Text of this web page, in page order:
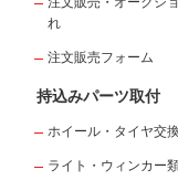
れ
注文販売フォーム
持込みパーツ取付
ホイール・タイヤ交換
ライト・ウィンカー